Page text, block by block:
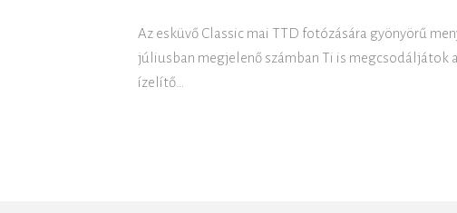
Az esküvő Classic mai TTD fotózására gyönyörű
júliusban megjelenő számban Ti is megcsodáljátok
ízelítő…